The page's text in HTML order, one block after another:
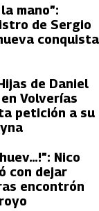
mano”:
de Sergio
conquista
de Daniel
Volverías
petición a su
Nico
con dejar
encontrón